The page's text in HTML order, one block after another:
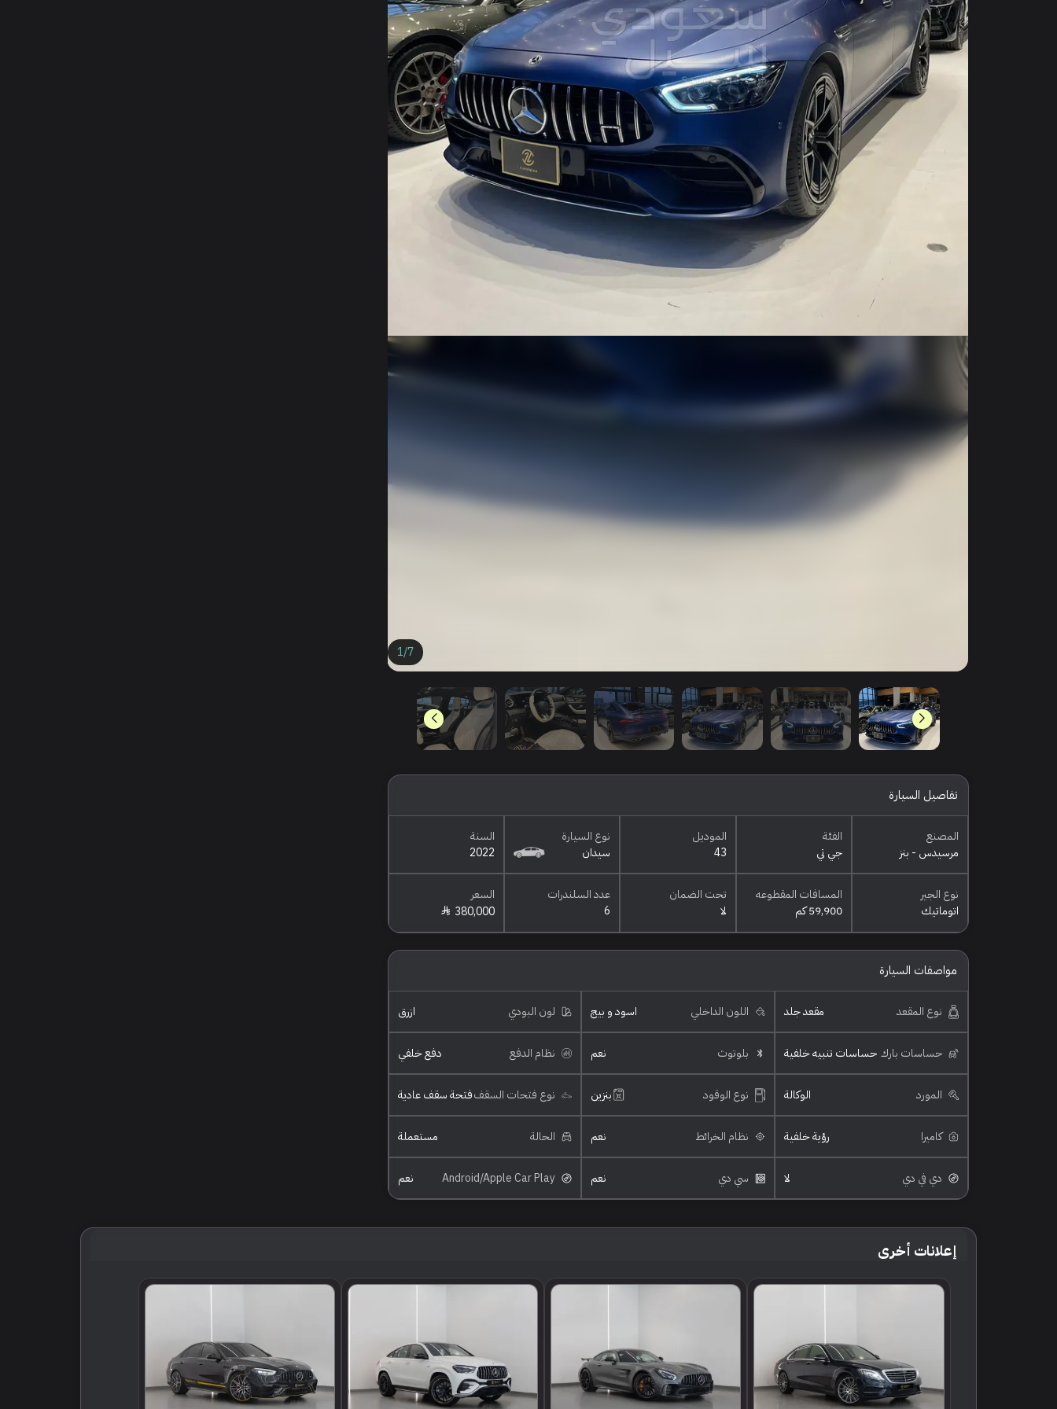
1/7
تفاصيل السيارة
المصنع
مرسيدس - بنز
الفئة
جي تي
الموديل
43
نوع السيارة
سيدان
السنة
2022
نوع الجير
اتوماتيك
المسافات المقطوعه
59,900 كم
تحت الضمان
لا
عدد السلندرات
6
السعر
380,000
مواصفات السيارة
نوع المقعد مقعد جلد اللون الداخلي اسود و بيج لون البودي ازرق
حساسات بارك حساسات تنبيه خلفية بلوتوث نعم نظام الدفع دفع خلفي
المورد الوكالة نوع الوقود بنزين نوع فتحات السقففتحة سقف عادية
كاميرا رؤية خلفية نظام الخرائط نعم الحالة مستعملة
دي في دي لا سي دي نعم نعم
إعلانات أخرى